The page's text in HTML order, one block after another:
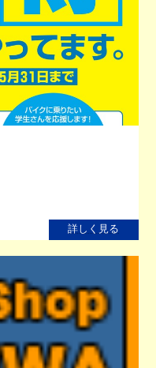
詳しく見る